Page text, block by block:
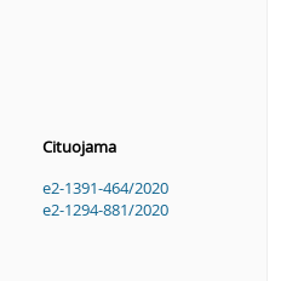
Cituojama
e2-1391-464/2020
e2-1294-881/2020